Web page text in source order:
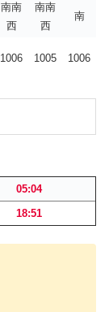
南南
西
南南
西
南
1006 1005 1006
05:04
18:51